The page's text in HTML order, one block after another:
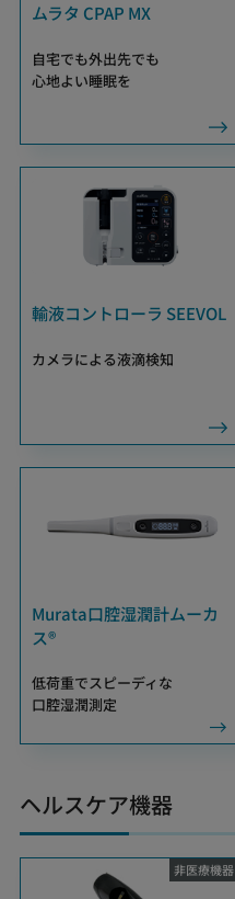
ムラタ CPAP MX
自宅でも外出先でも
心地よい睡眠を
輸液コントローラ SEEVOL
カメラによる液滴検知
Murata口腔湿潤計ムーカ
ス®
低荷重でスピーディな
口腔湿潤測定
ヘルスケア機器
非医療機器